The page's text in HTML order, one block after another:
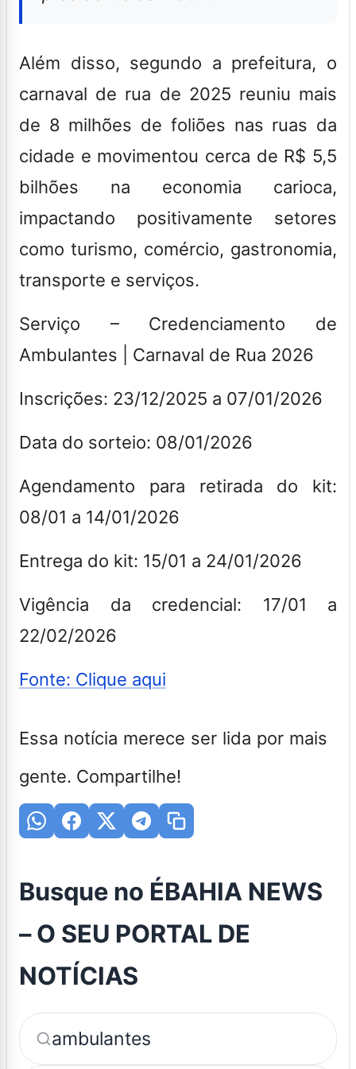
Além disso, segundo a prefeitura, o
carnaval de rua de 2025 reuniu mais
de 8 milhões de foliões nas ruas da
cidade e movimentou cerca de R$ 5,5
bilhões na economia carioca,
impactando positivamente setores
como turismo, comércio, gastronomia,
transporte e serviços.
Serviço – Credenciamento de
Ambulantes | Carnaval de Rua 2026
Inscrições: 23/12/2025 a 07/01/2026
Data do sorteio: 08/01/2026
Agendamento para retirada do kit:
08/01 a 14/01/2026
Entrega do kit: 15/01 a 24/01/2026
Vigência da credencial: 17/01 a
22/02/2026
Fonte: Clique aqui
Essa notícia merece ser lida por mais
gente. Compartilhe!
Busque no ÉBAHIA NEWS
– O SEU PORTAL DE
NOTÍCIAS
ambulantes